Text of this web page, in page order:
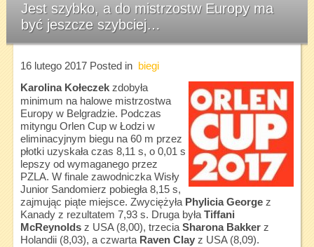
Jest szybko, a do mistrzostw Europy ma
być jeszcze szybciej…
16 lutego 2017Posted in
biegi
Karolina Kołeczekzdobyła
minimum na halowe mistrzostwa
Europy w Belgradzie. Podczas
mityngu Orlen Cup w Łodzi w
eliminacyjnym biegu na 60 m przez
płotki uzyskała czas 8,11 s, o 0,01 s
lepszy od wymaganego przez
PZLA. W finale zawodniczka Wisły
Junior Sandomierz pobiegła 8,15 s,
zajmując piąte miejsce. Zwyciężyła Phylicia Georgez
Kanady z rezultatem 7,93 s. Druga była Tiffani
McReynoldsz USA (8,00), trzecia Sharona Bakkerz
Holandii (8,03), a czwarta Raven Clayz USA (8,09).